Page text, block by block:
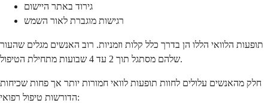
גירוד באתר היישום
רגישות מוגברת לאור השמש
תופעות הלוואי הללו הן בדרך כלל קלות וזמניות. רוב האנשים מגלים שהעור
שלהם מסתגל תוך 2 עד 4 שבועות מתחילת הטיפול.
חלק מהאנשים עלולים לחוות תופעות לוואי חמורות יותר אך פחות שכיחות
הדורשות טיפול רפואי: